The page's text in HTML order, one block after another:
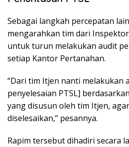
Sebagai langkah percepatan
mengarahkan tim dari
untuk turun melakukan audit
setiap Kantor Pertanahan.
“Dari tim Itjen nanti melakukan
penyelesaian PTSL]
yang disusun oleh tim Itjen,
diselesaikan,” pesannya.
Rapim tersebut dihadiri secara